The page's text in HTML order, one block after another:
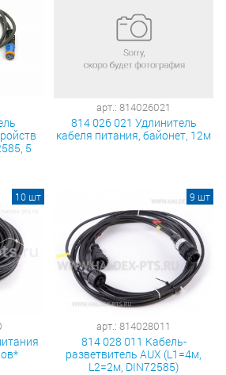
5
арт.: 814026021
814 026 021 Удлинитель
кабеля питания, байонет, 12м
10 шт
арт.: 814028011
814 028 011 Кабель-
разветвитель AUX (L1=4м,
L2=2м, DIN72585)
9 шт